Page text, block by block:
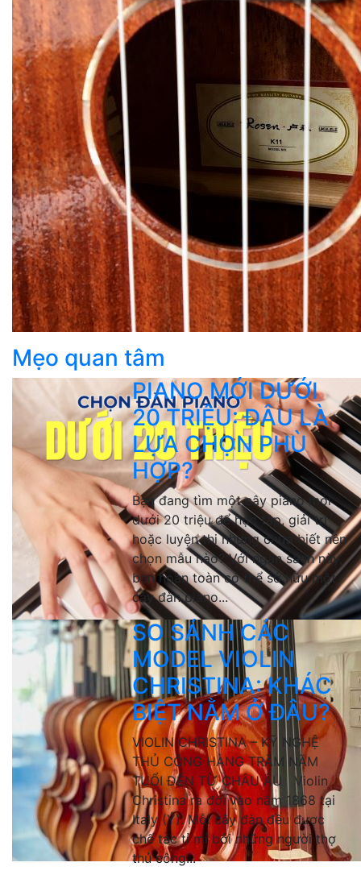
Mẹo quan tâm
PIANO MỚI DƯỚI
20 TRIỆU: ĐÂU LÀ
LỰA CHỌN PHÙ
HỢP?
Bạn đang tìm một cây piano mới
dưới 20 triệu để học tập, giải trí
hoặc luyện thi nhưng chưa biết nên
chọn mẫu nào? Với ngân sách này,
bạn hoàn toàn có thể sở hữu một
cây đàn piano...
SO SÁNH CÁC
MODEL VIOLIN
CHRISTINA: KHÁC
BIỆT NẰM Ở ĐÂU?
VIOLIN CHRISTINA – KỸ NGHỆ
THỦ CÔNG HÀNG TRĂM NĂM
TUỔI ĐẾN TỪ CHÂU ÂU Violin
Christina ra đời vào năm 1868 tại
Italy (Ý). Mỗi cây đàn đều được
chế tác tỉ mỉ bởi những người thợ
thủ công...